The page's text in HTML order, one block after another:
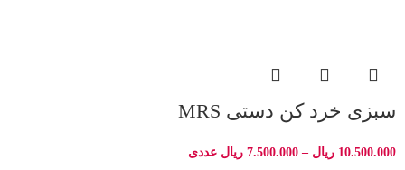
سبزی خرد کن دستی MRS
10.500.000 ریال –
7.500.000 ریال عددی